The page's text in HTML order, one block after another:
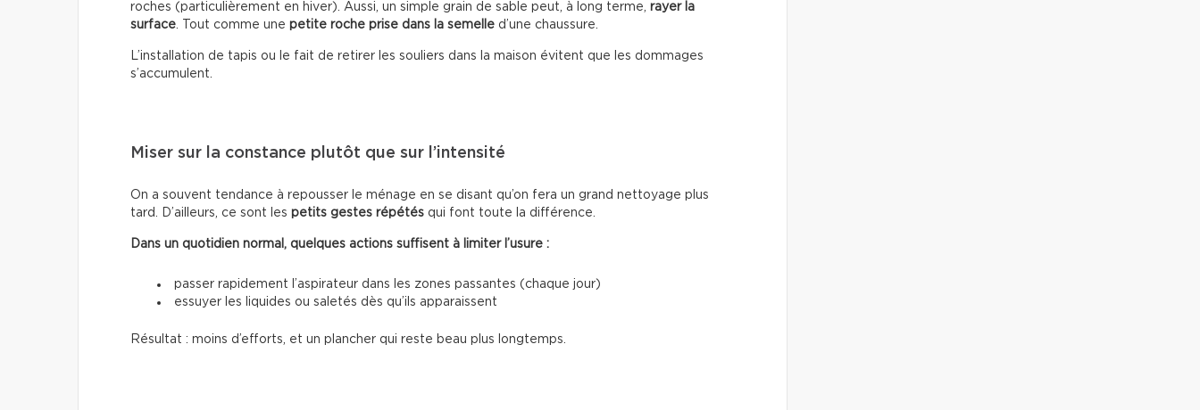
roches (particulièrement en hiver). Aussi, un simple grain de sable peut, à long terme, rayer la
surface. Tout comme une petite roche prise dans la semelle d’une chaussure.
L’installation de tapis ou le fait de retirer les souliers dans la maison évitent que les dommages
s’accumulent.
Miser sur la constance plutôt que sur l’intensité
On a souvent tendance à repousser le ménage en se disant qu’on fera un grand nettoyage plus
tard. D’ailleurs, ce sont les petits gestes répétés qui font toute la différence.
Dans un quotidien normal, quelques actions suffisent à limiter l’usure :
passer rapidement l’aspirateur dans les zones passantes (chaque jour)
essuyer les liquides ou saletés dès qu’ils apparaissent
Résultat : moins d’efforts, et un plancher qui reste beau plus longtemps.